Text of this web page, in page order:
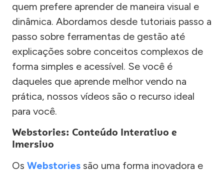
quem prefere aprender de maneira visual e
dinâmica. Abordamos desde tutoriais passo a
passo sobre ferramentas de gestão até
explicações sobre conceitos complexos de
forma simples e acessível. Se você é
daqueles que aprende melhor vendo na
prática, nossos vídeos são o recurso ideal
para você.
Webstories: Conteúdo Interativo e
Imersivo
Os Webstories são uma forma inovadora e